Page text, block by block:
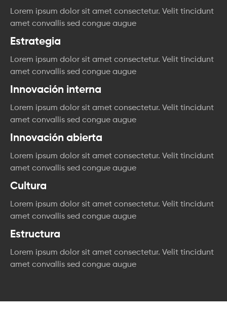
Lorem ipsum dolor sit amet consectetur. Velit tincidunt
amet convallis sed congue augue
Estrategia
Lorem ipsum dolor sit amet consectetur. Velit tincidunt
amet convallis sed congue augue
Innovación interna
Lorem ipsum dolor sit amet consectetur. Velit tincidunt
amet convallis sed congue augue
Innovación abierta
Lorem ipsum dolor sit amet consectetur. Velit tincidunt
amet convallis sed congue augue
Cultura
Lorem ipsum dolor sit amet consectetur. Velit tincidunt
amet convallis sed congue augue
Estructura
Lorem ipsum dolor sit amet consectetur. Velit tincidunt
amet convallis sed congue augue